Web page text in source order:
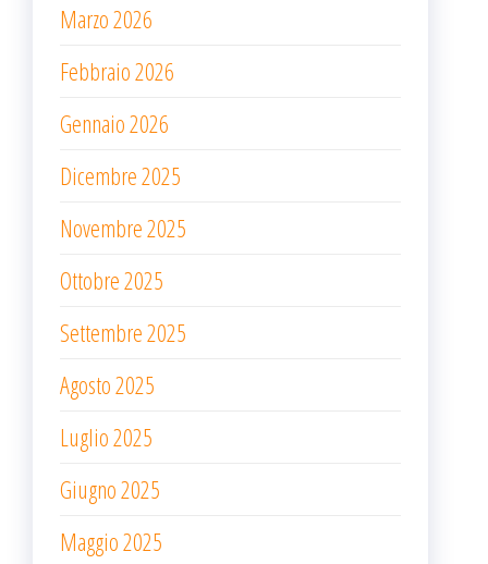
Marzo 2026
Febbraio 2026
Gennaio 2026
Dicembre 2025
Novembre 2025
Ottobre 2025
Settembre 2025
Agosto 2025
Luglio 2025
Giugno 2025
Maggio 2025